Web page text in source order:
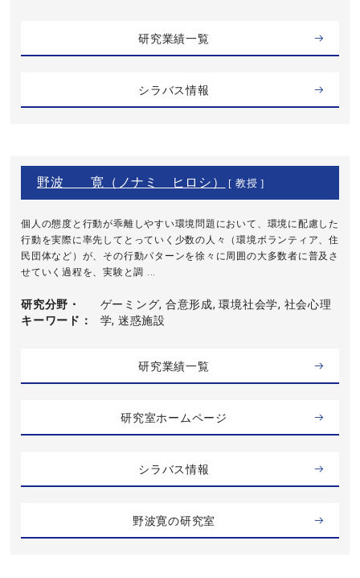
研究業績一覧
シラバス情報
野波 寛（ノナミ ヒロシ） [ 教授 ]
個人の態度と行動が乖離しやすい環境問題において、環境に配慮した
行動を実際に率先してとっていく少数の人々（環境ボランティア、住
民団体など）が、その行動パターンを徐々に周囲の大多数者に普及さ
せていく過程を、実験と調 ...
研究分野・
キーワード
ゲーミング, 合意形成, 環境社会学, 社会心理
学, 迷惑施設
研究業績一覧
研究室ホームページ
シラバス情報
野波寛の研究室